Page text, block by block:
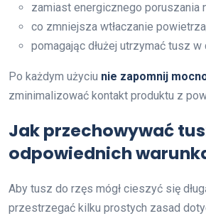
zamiast energicznego poruszania
co zmniejsza wtłaczanie
pomagając dłużej utrzymać tusz w
Po każdym użyciu nie zapomnij
zminimalizować kontakt produktu z
Jak przechowywać
odpowiednich
Aby tusz do rzęs mógł cieszyć się
przestrzegać kilku prostych zasad